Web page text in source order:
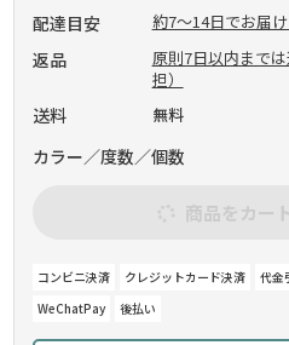
配達目安 約7～14日でお届け
返品
原則7日以内まで
担）
送料 無料
カラー／度数／個数
商品をカー
コンビニ決済 クレジットカード決済 代金
WeChatPay
後払い